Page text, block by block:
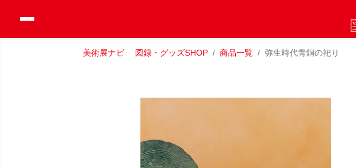
美術展ナビ 図録・グッズSHOP 商品一覧 弥生時代青銅の祀り